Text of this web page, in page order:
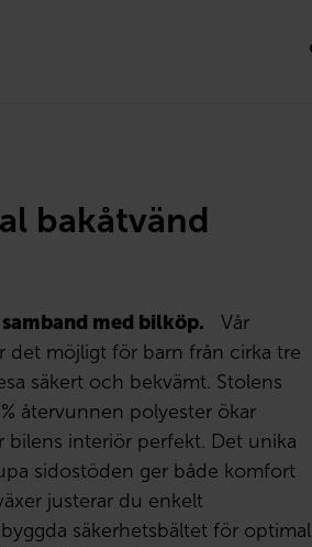
bakåtvänd
med bilköp. Vår
det möjligt för barn från cirka tre
säkert och bekvämt. Stolens
återvunnen polyester ökar
interiör perfekt. Det unika
sidostöden ger både komfort
justerar du enkelt
säkerhetsbältet för optimal